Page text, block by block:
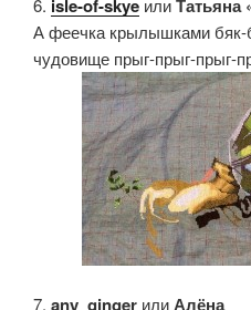
6. isle-of-skye илиТатьяна
А феечка крылышками бяк-
чудовище прыг-прыг-прыг-
7. any_ginger илиАлёна